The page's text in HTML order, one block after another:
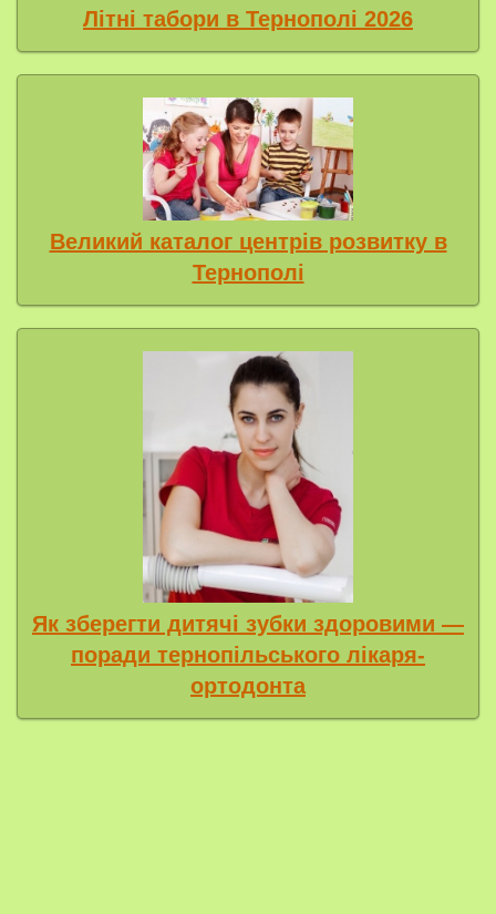
Літні табори в Тернополі 2026
Великий каталог центрів розвитку в
Тернополі
Як зберегти дитячі зубки здоровими —
поради тернопільського лікаря-
ортодонта